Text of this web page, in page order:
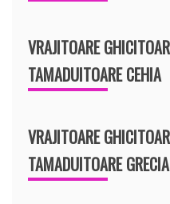
VRAJITOARE
TAMADUITOARE CEHIA
VRAJITOARE
TAMADUITOARE GRECIA